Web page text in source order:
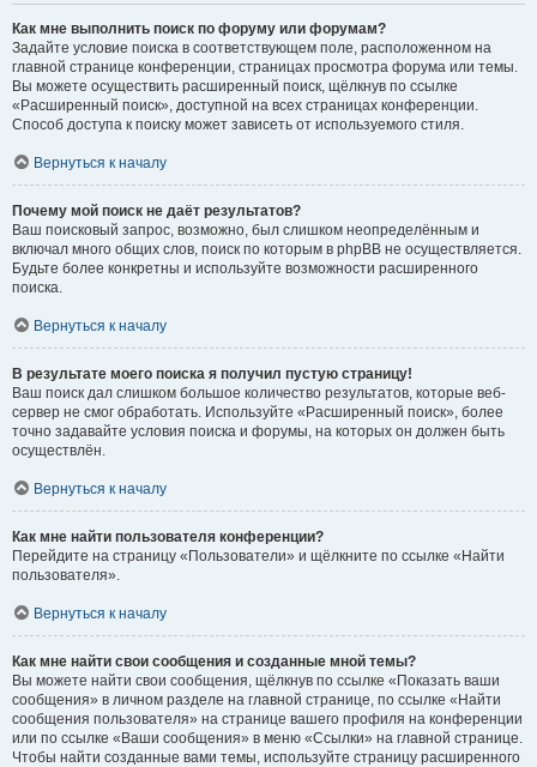
Как мне выполнить поиск по форуму или форумам?
Задайте условие поиска в соответствующем поле, расположенном на
главной странице конференции, страницах просмотра форума или темы.
Вы можете осуществить расширенный поиск, щёлкнув по ссылке
«Расширенный поиск», доступной на всех страницах конференции.
Способ доступа к поиску может зависеть от используемого стиля.
Вернуться к началу
Почему мой поиск не даёт результатов?
Ваш поисковый запрос, возможно, был слишком неопределённым и
включал много общих слов, поиск по которым в phpBB не осуществляется.
Будьте более конкретны и используйте возможности расширенного
поиска.
Вернуться к началу
В результате моего поиска я получил пустую страницу!
Ваш поиск дал слишком большое количество результатов, которые веб-
сервер не смог обработать. Используйте «Расширенный поиск», более
точно задавайте условия поиска и форумы, на которых он должен быть
осуществлён.
Вернуться к началу
Как мне найти пользователя конференции?
Перейдите на страницу «Пользователи» и щёлкните по ссылке «Найти
пользователя».
Вернуться к началу
Как мне найти свои сообщения и созданные мной темы?
Вы можете найти свои сообщения, щёлкнув по ссылке «Показать ваши
сообщения» в личном разделе на главной странице, по ссылке «Найти
сообщения пользователя» на странице вашего профиля на конференции
или по ссылке «Ваши сообщения» в меню «Ссылки» на главной странице.
Чтобы найти созданные вами темы, используйте страницу расширенного